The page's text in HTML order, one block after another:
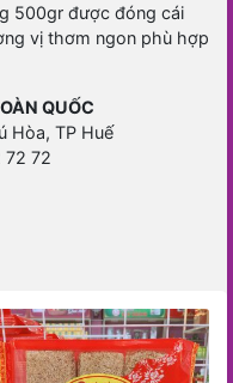
500gr được đóng cái
vị thơm ngon phù hợp
QUỐC
Hòa, TP Huế
72 72